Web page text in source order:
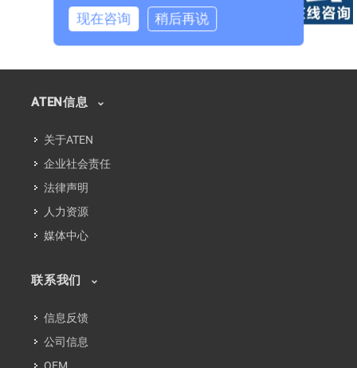
ATEN信息
关于ATEN
企业社会责任
法律声明
人力资源
媒体中心
联系我们
信息反馈
公司信息
现在咨询 稍后再说